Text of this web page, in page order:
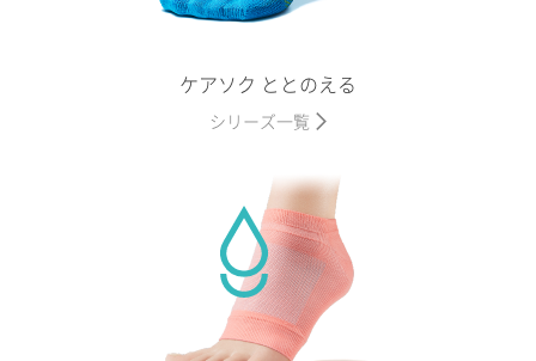
ケアソク ととのえる
シリーズ一覧